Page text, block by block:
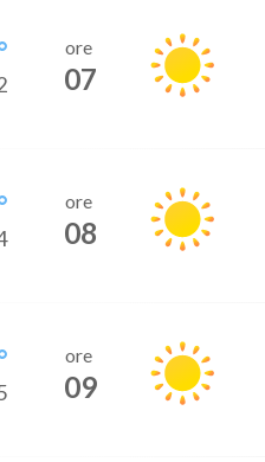
ore
07
ore
08
ore
09